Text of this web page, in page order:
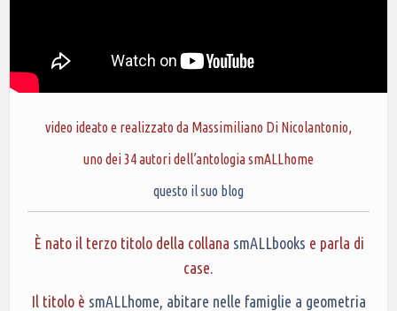
video ideato e realizzato da Massimiliano Di Nicolantonio,
uno dei 34 autori dell’antologia smALLhome
questo il suo blog
È nato il terzo titolo della collana smALLbooks e parla di
case.
Il titolo è smALLhome, abitare nelle famiglie a geometria